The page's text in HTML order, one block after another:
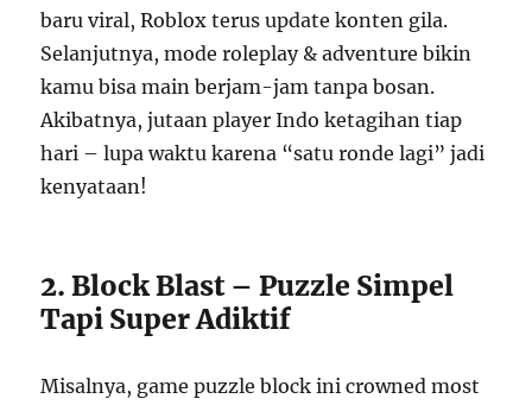
baru viral, Roblox terus update konten gila.
Selanjutnya, mode roleplay & adventure bikin
kamu bisa main berjam-jam tanpa bosan.
Akibatnya, jutaan player Indo ketagihan tiap
hari – lupa waktu karena “satu ronde lagi” jadi
kenyataan!
2. Block Blast – Puzzle Simpel
Tapi Super Adiktif
Misalnya, game puzzle block ini crowned most